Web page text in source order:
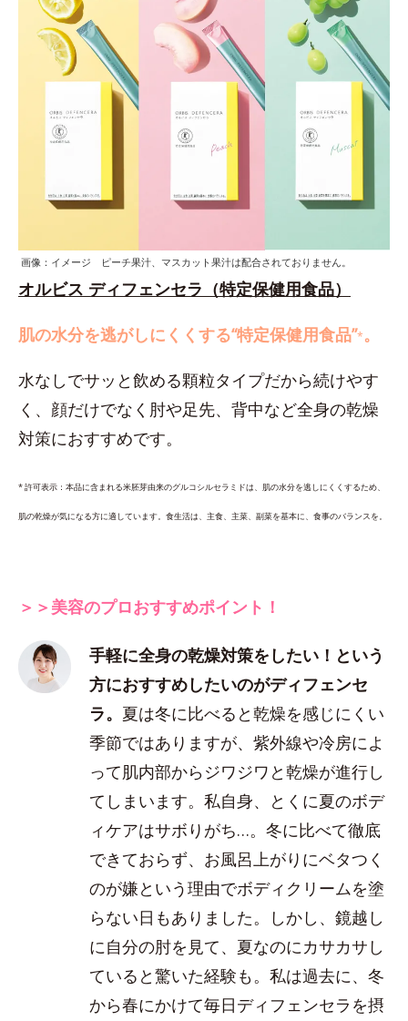
画像：イメージ ピーチ果汁、マスカット果汁は配合されておりません。
オルビス ディフェンセラ（特定保健用食品）
肌の水分を逃がしにくくする“特定保健用食品”*。
水なしでサッと飲める顆粒タイプだから続けやす
く、顔だけでなく肘や足先、背中など全身の乾燥
対策におすすめです。
* 許可表示：本品に含まれる米胚芽由来のグルコシルセラミドは、肌の水分を逃しにくくするため、
肌の乾燥が気になる方に適しています。食生活は、主食、主菜、副菜を基本に、食事のバランスを。
＞＞美容のプロおすすめポイント！
手軽に全身の乾燥対策をしたい！という
方におすすめしたいのがディフェンセ
ラ。 夏は冬に比べると乾燥を感じにくい
季節ではありますが、紫外線や冷房によ
って肌内部からジワジワと乾燥が進行し
てしまいます。私自身、とくに夏のボデ
ィケアはサボりがち…。冬に比べて徹底
できておらず、お風呂上がりにベタつく
のが嫌という理由でボディクリームを塗
らない日もありました。しかし、鏡越し
に自分の肘を見て、夏なのにカサカサし
ていると驚いた経験も。私は過去に、冬
から春にかけて毎日ディフェンセラを摂